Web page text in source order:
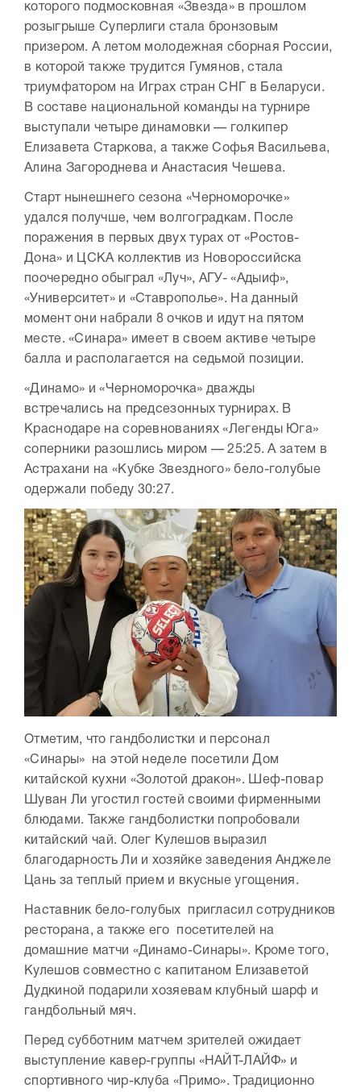
которого подмосковная «Звезда» в прошлом
розыгрыше Суперлиги стала бронзовым
призером. А летом молодежная сборная России,
в которой также трудится Гумянов, стала
триумфатором на Играх стран СНГ в Беларуси.
В составе национальной команды на турнире
выступали четыре динамовки — голкипер
Елизавета Старкова, а также Софья Васильева,
Алина Загороднева и Анастасия Чешева.
Старт нынешнего сезона «Черноморочке»
удался получше, чем волгоградкам. После
поражения в первых двух турах от «Ростов-
Дона» и ЦСКА коллектив из Новороссийска
поочередно обыграл «Луч», АГУ- «Адыиф»,
«Университет» и «Ставрополье». На данный
момент они набрали 8 очков и идут на пятом
месте. «Синара» имеет в своем активе четыре
балла и располагается на седьмой позиции.
«Динамо» и «Черноморочка» дважды
встречались на предсезонных турнирах. В
Краснодаре на соревнованиях «Легенды Юга»
соперники разошлись миром — 25:25. А затем в
Астрахани на «Кубке Звездного» бело-голубые
одержали победу 30:27.
Отметим, что гандболистки и персонал
«Синары» на этой неделе посетили Дом
китайской кухни «Золотой дракон». Шеф-повар
Шуван Ли угостил гостей своими фирменными
блюдами. Также гандболистки попробовали
китайский чай. Олег Кулешов выразил
благодарность Ли и хозяйке заведения Анджеле
Цань за теплый прием и вкусные угощения.
Наставник бело-голубых пригласил сотрудников
ресторана, а также его посетителей на
домашние матчи «Динамо-Синары». Кроме того,
Кулешов совместно с капитаном Елизаветой
Дудкиной подарили хозяевам клубный шарф и
гандбольный мяч.
Перед субботним матчем зрителей ожидает
выступление кавер-группы «НАЙТ-ЛАЙФ» и
спортивного чир-клуба «Примо». Традиционно